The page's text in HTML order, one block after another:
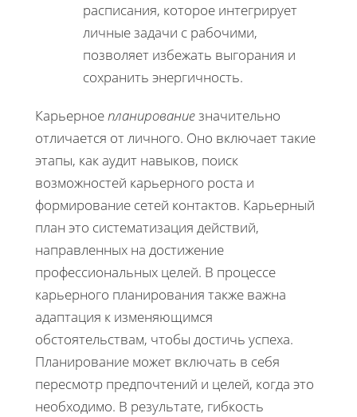
расписания, которое интегрирует
личные задачи с рабочими,
позволяет избежать выгорания и
сохранить энергичность.
Карьерноепланированиезначительно
отличается от личного. Оно включает такие
этапы, как аудит навыков, поиск
возможностей карьерного роста и
формирование сетей контактов. Карьерный
план это систематизация действий,
направленных на достижение
профессиональных целей. В процессе
карьерного планирования также важна
адаптация к изменяющимся
обстоятельствам, чтобы достичь успеха.
Планирование может включать в себя
пересмотр предпочтений и целей, когда это
необходимо. В результате, гибкость